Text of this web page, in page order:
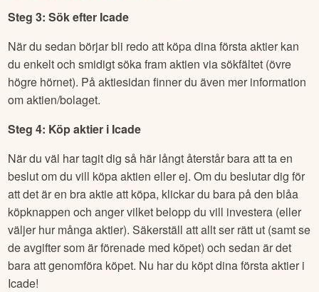
Steg 3: Sök efter Icade
När du sedan börjar bli redo att köpa dina första aktier kan
du enkelt och smidigt söka fram aktien via sökfältet (övre
högre hörnet). På aktiesidan finner du även mer information
om aktien/bolaget.
Steg 4: Köp aktier i Icade
När du väl har tagit dig så här långt återstår bara att ta en
beslut om du vill köpa aktien eller ej. Om du beslutar dig för
att det är en bra aktie att köpa, klickar du bara på den blåa
köpknappen och anger vilket belopp du vill investera (eller
väljer hur många aktier). Säkerställ att allt ser rätt ut (samt se
de avgifter som är förenade med köpet) och sedan är det
bara att genomföra köpet. Nu har du köpt dina första aktier i
Icade!